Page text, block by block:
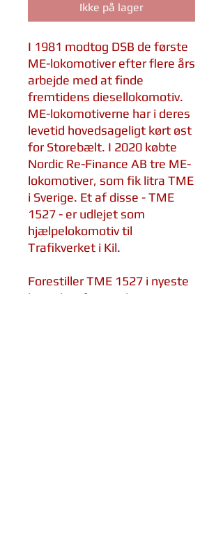
Ikke på lager
I 1981 modtog DSB de første
ME-lokomotiver efter flere års
arbejde med at finde
fremtidens diesellokomotiv.
ME-lokomotiverne har i deres
levetid hovedsageligt kørt øst
for Storebælt. I 2020 købte
Nordic Re-Finance AB tre ME-
lokomotiver, som fik litra TME
i Sverige. Et af disse - TME
1527 - er udlejet som
hjælpelokomotiv til
Trafikverket i Kil.
Forestiller TME 1527 i nyeste
bemaling fra Nordic Re-